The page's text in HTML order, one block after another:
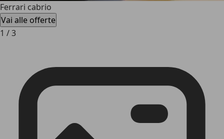
Ferrari cabrio
Vai alle offerte
1 /3